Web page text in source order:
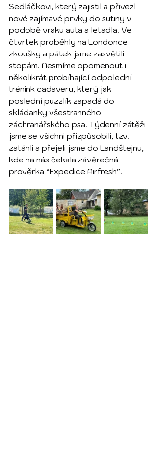
Sedláčkovi, který zajistil a přivezl
nové zajímavé prvky do sutiny v
podobě vraku auta a letadla. Ve
čtvrtek proběhly na Londonce
zkoušky a pátek jsme zasvětili
stopám. Nesmíme opomenout i
několikrát probíhající odpolední
trénink cadaveru, který jak
poslední puzzlík zapadá do
skládanky všestranného
záchranářského psa. Týdenní zátěži
jsme se všichni přizpůsobili, tzv.
zatáhli a přejeli jsme do Landštejnu,
kde na nás čekala závěrečná
prověrka “Expedice Airfresh”.